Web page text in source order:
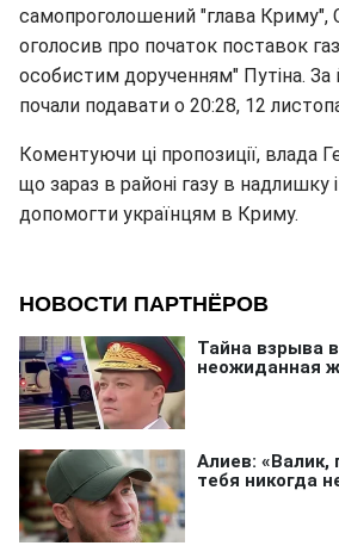
самопроголошений "глава Криму",
оголосив про початок поставок
особистим дорученням" Путіна. За
почали подавати о 20:28, 12
Коментуючи ці пропозиції, влада
що зараз в районі газу в надлишку
допомогти українцям в Криму.